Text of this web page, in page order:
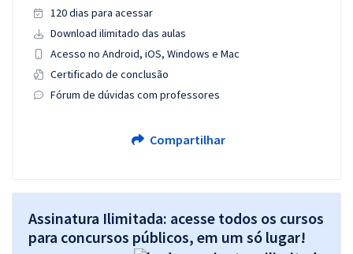
120 dias para acessar
Download ilimitado das aulas
Acesso no Android, iOS, Windows e Mac
Certificado de conclusão
Fórum de dúvidas com professores
Compartilhar
Assinatura Ilimitada: acesse todos os cursos
para concursos públicos, em um só lugar!